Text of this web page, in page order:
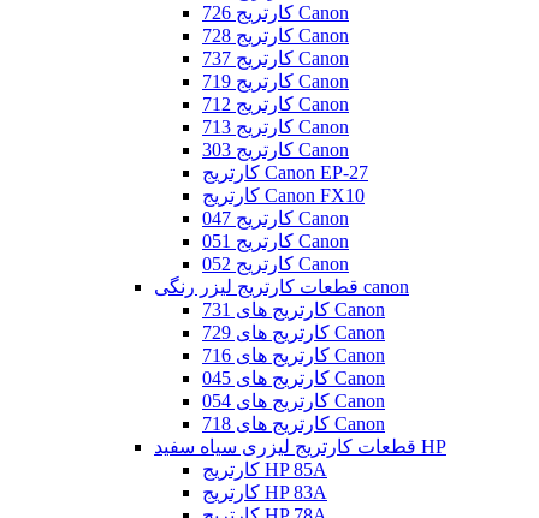
کارتریج 726 Canon
کارتریج 728 Canon
کارتریج 737 Canon
کارتریج 719 Canon
کارتریج 712 Canon
کارتریج 713 Canon
کارتریج 303 Canon
کارتریج Canon EP-27
کارتریج Canon FX10
کارتریج 047 Canon
کارتریج 051 Canon
کارتریج 052 Canon
قطعات کارتریج لیزر رنگی canon
کارتریج های 731 Canon
کارتریج های 729 Canon
کارتریج های 716 Canon
کارتریج های 045 Canon
کارتریج های 054 Canon
کارتریج های 718 Canon
قطعات کارتریج لیزری سیاه سفید HP
کارتریج HP 85A
کارتریج HP 83A